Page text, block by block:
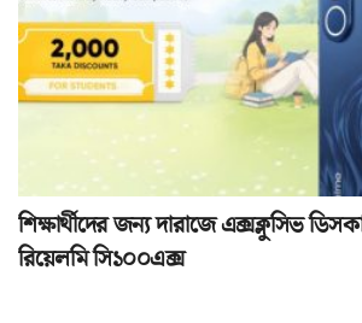
শিক্ষার্থীদের জন্য দারাজে এক্সক্লুসিভ
রিয়েলমি সি১০০এক্স